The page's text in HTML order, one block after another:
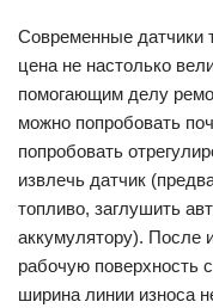
Современные датчики
цена не настолько
помогающим делу
можно попробовать
попробовать
извлечь датчик
топливо, заглушить
аккумулятору). После
рабочую поверхность
ширина линии износа